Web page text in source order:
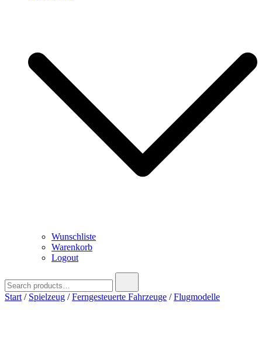
Wunschliste
Warenkorb
Logout
for:
Start / Spielzeug /Ferngesteuerte Fahrzeuge /Flugmodelle